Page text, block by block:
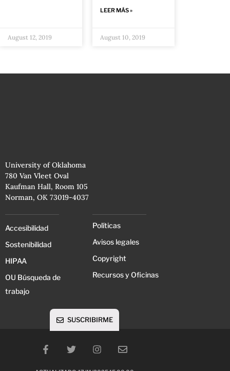
August 12, 2019
LEER MÁS »
August 10, 2019
University of Oklahoma
780 Van Vleet Oval
Kaufman Hall, Room 105
Norman, OK 73019-4037
Accesibilidad
Sostenibilidad
HIPAA
OU Búsqueda de
trabajo
Políticas
Avisos legales
Copyright
Recursos y Oficinas
SUSCRIBIRME